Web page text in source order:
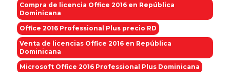
Compra de licencia Office 2016 en República
Dominicana
Office 2016 Professional Plus precio RD
Venta de licencias Office 2016 en República
Dominicana
Microsoft Office 2016 Professional Plus Dominicana